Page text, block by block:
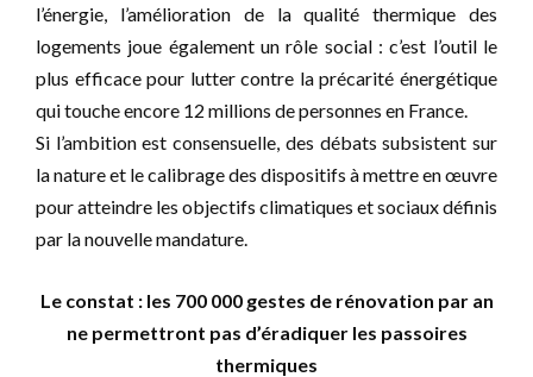
l’énergie, l’amélioration de la qualité thermique des
logements joue également un rôle social : c’est l’outil le
plus efficace pour lutter contre la précarité énergétique
qui touche encore 12 millions de personnes en France.
Si l’ambition est consensuelle, des débats subsistent sur
la nature et le calibrage des dispositifs à mettre en œuvre
pour atteindre les objectifs climatiques et sociaux définis
par la nouvelle mandature.
Le constat : les 700 000 gestes de rénovation par an
ne permettront pas d’éradiquer les passoires
thermiques